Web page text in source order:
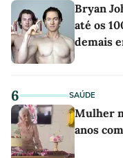
Bryan
até os
demais
6 SAÚDE
Mulher
anos